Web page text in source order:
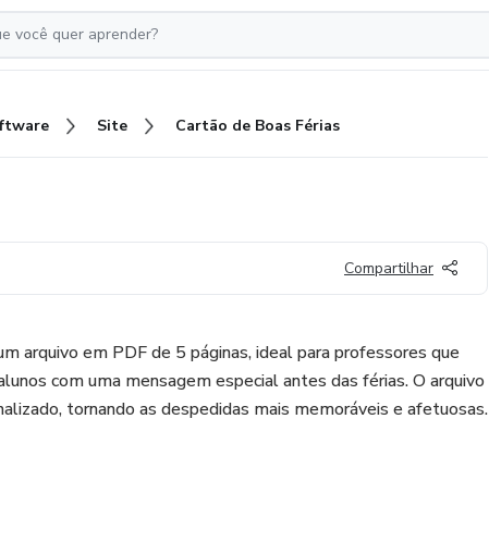
Site Cartão de Boas Férias
Compartilhar
arquivo em PDF de 5 páginas, ideal para professores que
com uma mensagem especial antes das férias. O arquivo
tornando as despedidas mais memoráveis e afetuosas.